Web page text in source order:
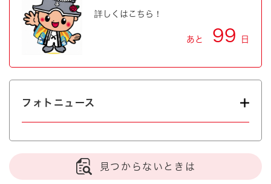
詳しくはこちら！
あと 99 日
フォトニュース
見つからないときは